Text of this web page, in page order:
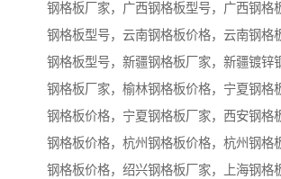
钢格板厂家，广西钢格板型号，广西钢格
钢格板型号，云南钢格板价格，云南钢格
钢格板型号，新疆钢格板厂家，新疆镀锌
钢格板厂家，榆林钢格板价格，宁夏钢格
钢格板价格，宁夏钢格板厂家，西安钢格
钢格板价格，杭州钢格板价格，杭州钢格
钢格板价格，绍兴钢格板厂家，上海钢格